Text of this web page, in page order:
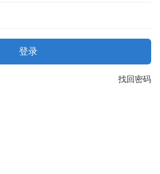
登录
找回密码